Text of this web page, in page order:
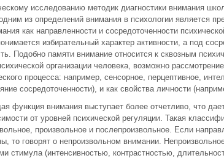
исследованию методик диагностики внимания
из определений внимания в психологии является
как направленности и сосредоточенности
избирательный характер активности, а под
Подобно памяти внимание относится к сквозным
организации человека, возможно
процесса: например, сенсорное, перцептивное,
сосредоточенности), и как свойства личности
функция внимания выступает более отчетливо, что
от уровней психической регуляции. Такая
произвольное и послепроизвольное. Если
то говорят о непроизвольном внимании.
стимула (интенсивностью, контрастностью,